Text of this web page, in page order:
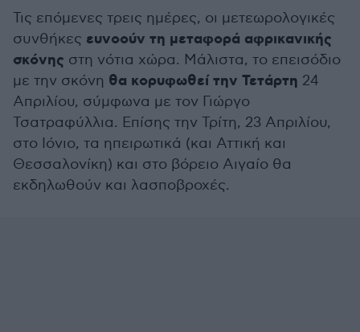
Τις επόμενες τρεις ημέρες, οι μετεωρολογικές
συνθήκες ευνοούν τη μεταφορά αφρικανικής
σκόνης στη νότια χώρα. Μάλιστα, το επεισόδιο
με την σκόνη θα κορυφωθεί την Τετάρτη 24
Απριλίου, σύμφωνα με τον Γιώργο
Τσατραφύλλια. Επίσης την Τρίτη, 23 Απριλίου,
στο Ιόνιο, τα ηπειρωτικά (και Αττική και
Θεσσαλονίκη) και στο βόρειο Αιγαίο θα
εκδηλωθούν και λασποβροχές.